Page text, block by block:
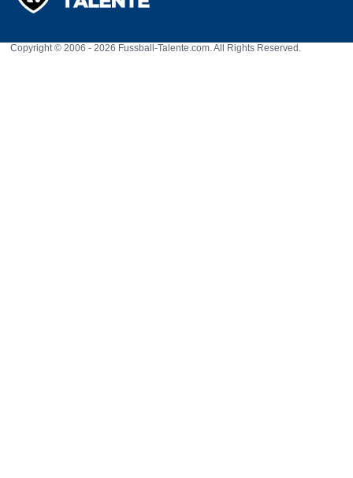
Copyright © 2006 - 2026 Fussball-Talente.com. All Rights Reserved.